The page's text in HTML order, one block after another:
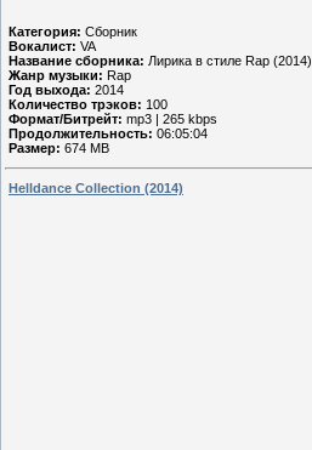
Категория: Сборник
Вокалист: VA
Название сборника: Лирика в стиле Rap (2014)
Жанр музыки: Rap
Год выхода: 2014
Количество трэков: 100
Формат/Битрейт: mp3 | 265 kbps
Продолжительность: 06:05:04
Размер: 674 MB
Helldance Collection (2014)